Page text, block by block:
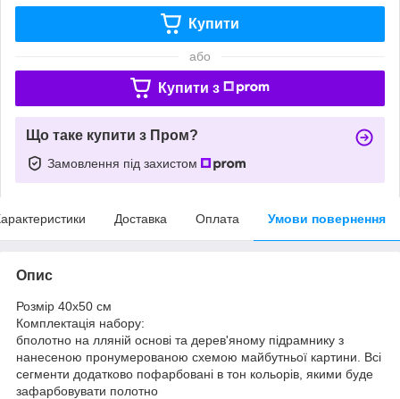
Купити
або
Купити з
Що таке купити з Пром?
Замовлення під захистом
Доставка Оплата Умови повернення
Опис
Розмір 40x50 см
Комплектація набору:
бполотно на лляній основі та дерев'яному підрамнику з
нанесеною пронумерованою схемою майбутньої картини. Всі
сегменти додатково пофарбовані в тон кольорів, якими буде
зафарбовувати полотно